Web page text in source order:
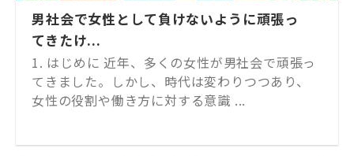
男社会で女性として負けないように頑張っ
てきたけ...
1. はじめに 近年、多くの女性が男社会で頑張っ
てきました。しかし、時代は変わりつつあり、
女性の役割や働き方に対する意識 ...